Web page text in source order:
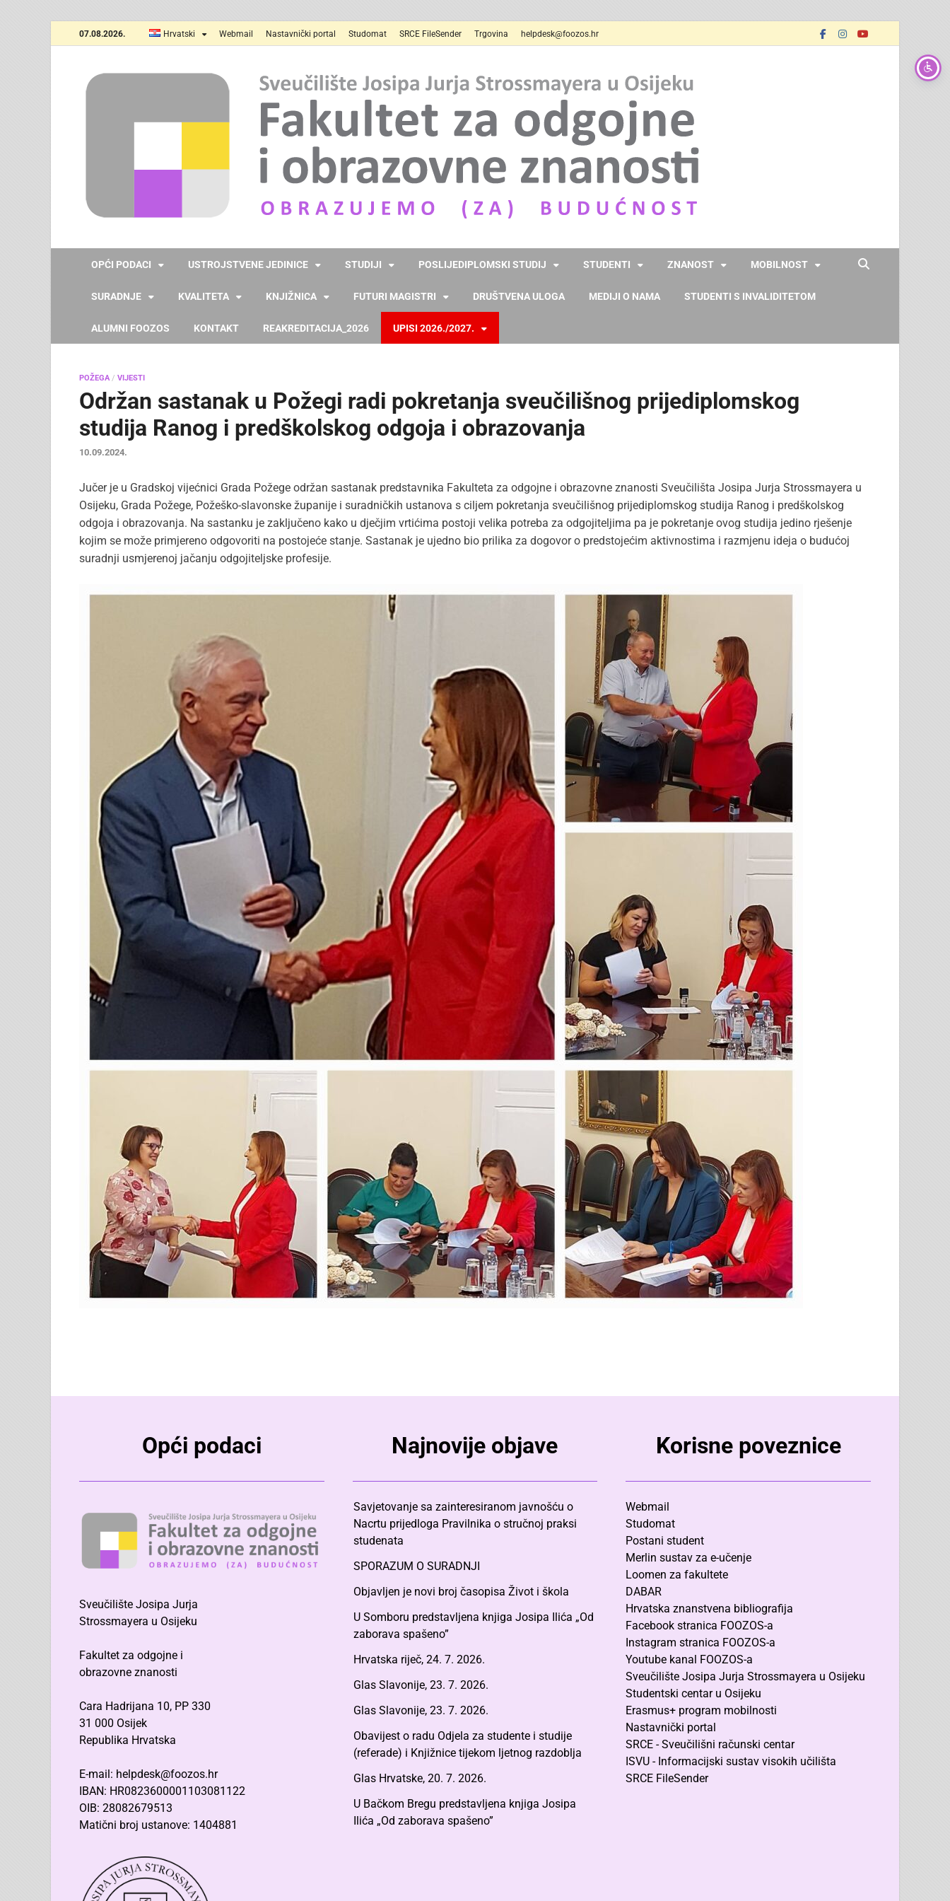
07.08.2026. Hrvatski Webmail Nastavnički portal Studomat SRCE FileSender Trgovina helpdesk@foozos.hr
OPĆI PODACI USTROJSTVENE JEDINICE STUDIJI POSLIJEDIPLOMSKI STUDIJ STUDENTI ZNANOST MOBILNOST
SURADNJE KVALITETA KNJIŽNICA FUTURI MAGISTRI DRUŠTVENA ULOGA MEDIJI O NAMA STUDENTI S INVALIDITETOM
ALUMNI FOOZOS KONTAKT REAKREDITACIJA_2026 UPISI 2026./2027.
POŽEGA/ VIJESTI
Održan sastanak u Požegi radi pokretanja sveučilišnog prijediplomskog
studija Ranog i predškolskog odgoja i obrazovanja
10.09.2024.
Jučer je u Gradskoj vijećnici Grada Požege održan sastanak predstavnika Fakulteta za odgojne i obrazovne znanosti Sveučilišta Josipa Jurja Strossmayera u
Osijeku, Grada Požege, Požeško-slavonske županije i suradničkih ustanova s ciljem pokretanja sveučilišnog prijediplomskog studija Ranog i predškolskog
odgoja i obrazovanja. Na sastanku je zaključeno kako u dječjim vrtićima postoji velika potreba za odgojiteljima pa je pokretanje ovog studija jedino rješenje
kojim se može primjereno odgovoriti na postojeće stanje. Sastanak je ujedno bio prilika za dogovor o predstojećim aktivnostima i razmjenu ideja o budućoj
suradnji usmjerenoj jačanju odgojiteljske profesije.
Opći podaci
Sveučilište Josipa Jurja
Strossmayera u Osijeku
Fakultet za odgojne i
obrazovne znanosti
Cara Hadrijana 10, PP 330
31 000 Osijek
Republika Hrvatska
E-mail: helpdesk@foozos.hr
IBAN: HR0823600001103081122
OIB: 28082679513
Matični broj ustanove: 1404881
Najnovije objave
Savjetovanje sa zainteresiranom javnošću o
Nacrtu prijedloga Pravilnika o stručnoj praksi
studenata
SPORAZUM O SURADNJI
Objavljen je novi broj časopisa Život i škola
U Somboru predstavljena knjiga Josipa Ilića „Od
zaborava spašeno”
Hrvatska riječ, 24. 7. 2026.
Glas Slavonije, 23. 7. 2026.
Glas Slavonije, 23. 7. 2026.
Obavijest o radu Odjela za studente i studije
(referade) i Knjižnice tijekom ljetnog razdoblja
Glas Hrvatske, 20. 7. 2026.
U Bačkom Bregu predstavljena knjiga Josipa
Ilića „Od zaborava spašeno”
Korisne poveznice
Webmail
Studomat
Postani student
Merlin sustav za e-učenje
Loomen za fakultete
DABAR
Hrvatska znanstvena bibliografija
Facebook stranica FOOZOS-a
Instagram stranica FOOZOS-a
Youtube kanal FOOZOS-a
Sveučilište Josipa Jurja Strossmayera u Osijeku
Studentski centar u Osijeku
Erasmus+ program mobilnosti
Nastavnički portal
SRCE - Sveučilišni računski centar
ISVU - Informacijski sustav visokih učilišta
SRCE FileSender